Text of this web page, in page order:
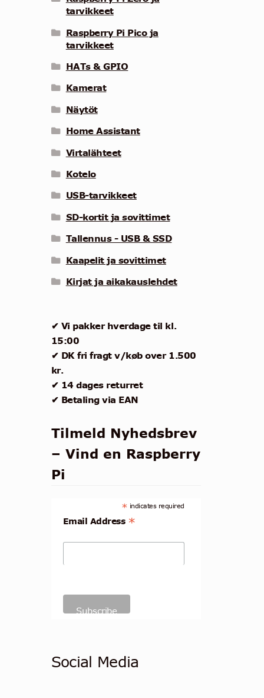
tarvikkeet
Raspberry Pi Pico ja
tarvikkeet
HATs & GPIO
Kamerat
Näytöt
Home Assistant
Virtalähteet
Kotelo
USB-tarvikkeet
SD-kortit ja sovittimet
Tallennus - USB & SSD
Kaapelit ja sovittimet
Kirjat ja aikakauslehdet
✔ Vi pakker hverdage til kl.
15:00
✔ DK fri fragt v/køb over 1.500
kr.
✔ 14 dages returret
✔ Betaling via EAN
Tilmeld Nyhedsbrev
– Vind en Raspberry
Pi
* indicates required
Email Address *
Social Media